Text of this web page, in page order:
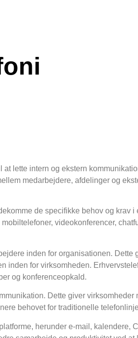
lette intern og ekstern
medarbejdere, afdelinger og
de specifikke behov og krav i
videokonferencer,
inden for organisationen. Dette
inden for virksomheden.
og konferenceopkald.
Dette giver virksomheder
behovet for traditionelle
herunder e-mail, kalendere,